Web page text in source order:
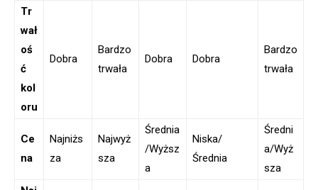
Tr
wał
oś
ć
kol
oru
Dobra
Bardzo
trwała
Dobra Dobra
Bardzo
trwała
Ce
na
Najniżs
za
Najwyż
sza
Średnia
/Wyższ
a
Niska/
Średnia
Średni
a/Wyż
sza